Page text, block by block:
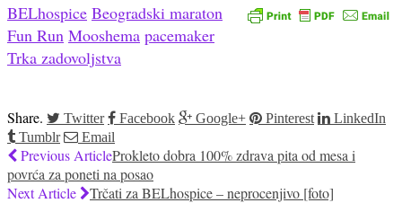
BELhospice Beogradski maraton
Fun Run Mooshema pacemaker
Trka zadovoljstva
Share. Twitter Facebook Google+ Pinterest
LinkedIn
Tumblr
Email
Previous ArticleProkleto dobra 100% zdrava pita od mesa i
povrća za poneti na posao
Next Article
Trčati za BELhospice – neprocenjivo [foto]